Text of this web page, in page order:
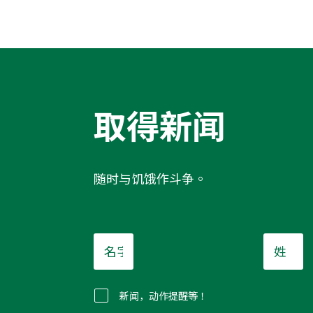
取得新闻
随时与饥饿作斗争。
名
字
姓
*
新闻，动作提醒等！